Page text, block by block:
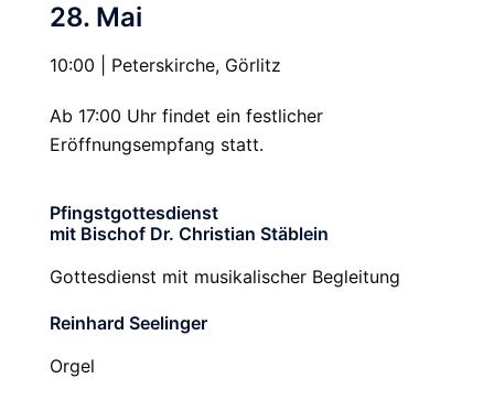
28. Mai
10:00 | Peterskirche, Görlitz
Ab 17:00 Uhr findet ein festlicher
Eröffnungsempfang statt.
Pfingstgottesdienst
mit Bischof Dr. Christian Stäblein
Gottesdienst mit musikalischer Begleitung
Reinhard Seelinger
Orgel